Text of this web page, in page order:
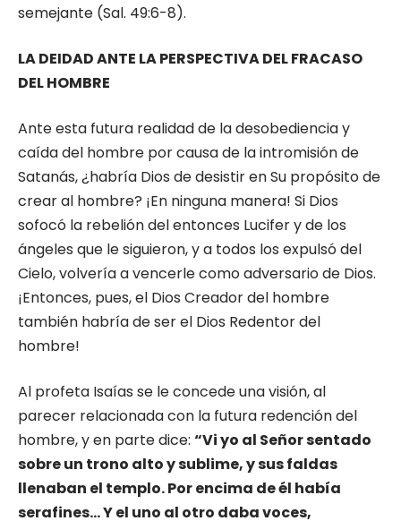
semejante (Sal. 49:6-8).
LA DEIDAD ANTE LA PERSPECTIVA DEL FRACASO
DEL HOMBRE
Ante esta futura realidad de la desobediencia y
caída del hombre por causa de la intromisión de
Satanás, ¿habría Dios de desistir en Su propósito de
crear al hombre? ¡En ninguna manera! Si Dios
sofocó la rebelión del entonces Lucifer y de los
ángeles que le siguieron, y a todos los expulsó del
Cielo, volvería a vencerle como adversario de Dios.
¡Entonces, pues, el Dios Creador del hombre
también habría de ser el Dios Redentor del
hombre!
Al profeta Isaías se le concede una visión, al
parecer relacionada con la futura redención del
hombre, y en parte dice: “Vi yo al Señor sentado
sobre un trono alto y sublime, y sus faldas
llenaban el templo. Por encima de él había
serafines… Y el uno al otro daba voces,